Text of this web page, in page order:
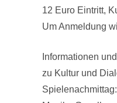
12 Euro Eintritt,
Um Anmeldung
Informationen
zu Kultur und
Spielenachmittag: